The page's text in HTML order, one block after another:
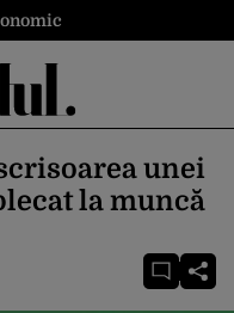
unei
la muncă